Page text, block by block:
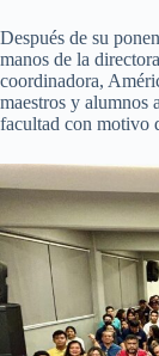
Después de su
manos de la
coordinadora,
maestros y alumnos
facultad con motivo